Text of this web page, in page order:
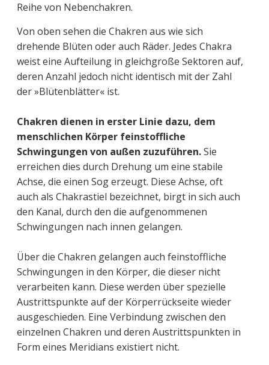
Reihe von Nebenchakren.
Von oben sehen die Chakren aus wie sich
drehende Blüten oder auch Räder. Jedes Chakra
weist eine Aufteilung in gleichgroße Sektoren auf,
deren Anzahl jedoch nicht identisch mit der Zahl
der »Blütenblätter« ist.
Chakren dienen in erster Linie dazu, dem
menschlichen Körper feinstoffliche
Schwingungen von außen zuzuführen.Sie
erreichen dies durch Drehung um eine stabile
Achse, die einen Sog erzeugt. Diese Achse, oft
auch als Chakrastiel bezeichnet, birgt in sich auch
den Kanal, durch den die aufgenommenen
Schwingungen nach innen gelangen.
Über die Chakren gelangen auch feinstoffliche
Schwingungen in den Körper, die dieser nicht
verarbeiten kann. Diese werden über spezielle
Austrittspunkte auf der Körperrückseite wieder
ausgeschieden. Eine Verbindung zwischen den
einzelnen Chakren und deren Austrittspunkten in
Form eines Meridians existiert nicht.